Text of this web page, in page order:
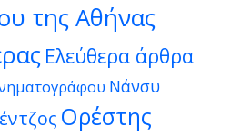
της Αθήνας
Ελεύθερα άρθρα
Νάνσυ
Ορέστης